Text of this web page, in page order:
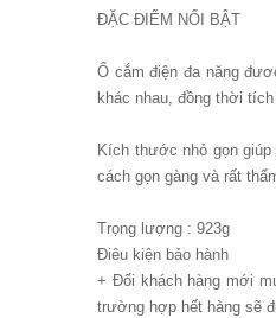
ĐẶC ĐIỂM NỔI BẬT
Ổ cắm điện đa năng
khác nhau, đồng thời
Kích thước nhỏ gọn
cách gọn gàng và rất
Trọng lượng : 923g
Điêu kiện bảo hành
+ Đối khách hàng mới
trường hợp hết hàng sẽ